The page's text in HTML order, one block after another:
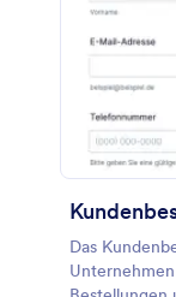
Das